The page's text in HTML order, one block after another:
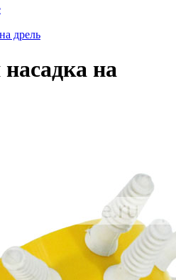
дрель
на